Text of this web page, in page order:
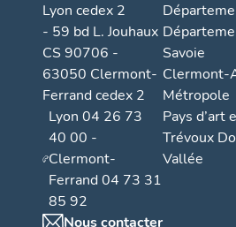
Lyon cedex 2
- 59 bd L. Jouhaux
CS 90706 -
63050 Clermont-
Ferrand cedex 2
Lyon 04 26 73
40 00 -
Clermont-
Ferrand 04 73 31
85 92
Nous contacter
Savoie
Clermont-
Métropole
Pays d’art
Trévoux
Vallée